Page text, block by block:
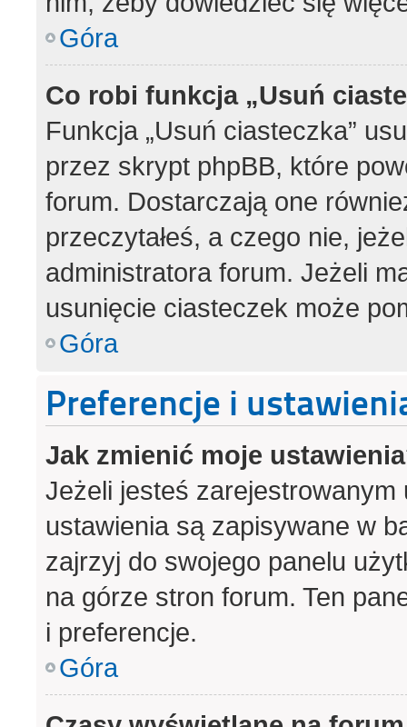
Góra
Co robi funkcja „Usuń
Funkcja „Usuń ciasteczka”
przez skrypt phpBB, które
forum. Dostarczają one
przeczytałeś, a czego nie,
administratora forum. Jeżeli
usunięcie ciasteczek może
Góra
Preferencje i
Jak zmienić moje
Jeżeli jesteś
ustawienia są zapisywane w
zajrzyj do swojego panelu
na górze stron forum. Ten
i preferencje.
Góra